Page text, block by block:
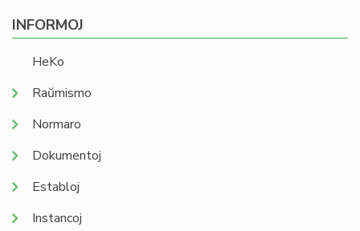
INFORMOJ
HeKo
Raŭmismo
Normaro
Dokumentoj
Establoj
Instancoj